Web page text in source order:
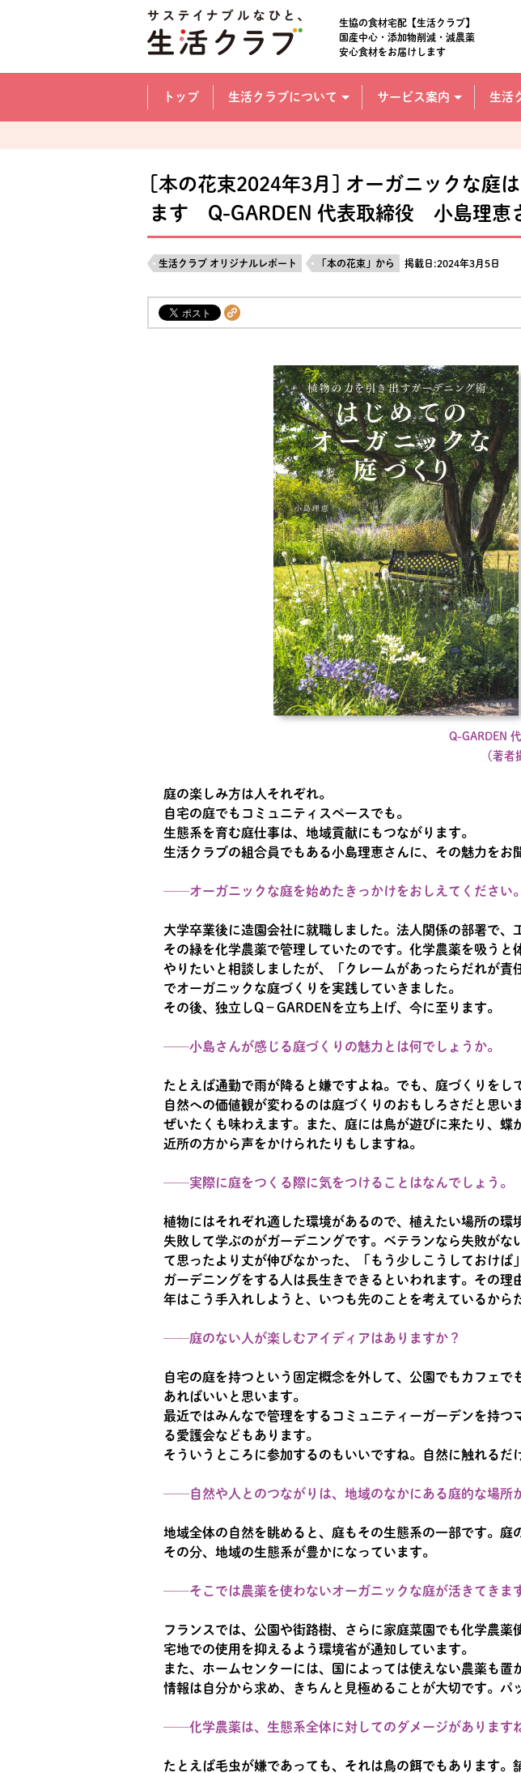
生協の食材宅配【生活クラブ】
国産中心・添加物削減・減農薬
安心食材をお届けします
ここからサイト内共通メニューです。
サイト内共通メニューをスキップする
トップ 生活クラブについて サービス案内 生活
[本の花束2024年3月] オーガニックな庭
ます Q-GARDEN 代表取締役 小島理恵
生活クラブ オリジナルレポート 「本の花束」から 掲載日:2024年3月5日
Q-GARDEN
（著者
庭の楽しみ方は人それぞれ。
自宅の庭でもコミュニティスペースでも。
生態系を育む庭仕事は、地域貢献にもつながります。
生活クラブの組合員でもある小島理恵さんに、その魅力をお
──オーガニックな庭を始めたきっかけをおしえてください。
大学卒業後に造園会社に就職しました。法人関係の部署で、
その緑を化学農薬で管理していたのです。化学農薬を吸う
やりたいと相談しましたが、「クレームがあったらだれが
でオーガニックな庭づくりを実践していきました。
その後、独立しQ−GARDENを立ち上げ、今に至ります。
──小島さんが感じる庭づくりの魅力とは何でしょうか。
たとえば通勤で雨が降ると嫌ですよね。でも、庭づくりをし
自然への価値観が変わるのは庭づくりのおもしろさだと思
ぜいたくも味わえます。また、庭には鳥が遊びに来たり、
近所の方から声をかけられたりもしますね。
──実際に庭をつくる際に気をつけることはなんでしょう。
植物にはそれぞれ適した環境があるので、植えたい場所の
失敗して学ぶのがガーデニングです。ベテランなら失敗が
て思ったより丈が伸びなかった、「もう少しこうしておけば
ガーデニングをする人は長生きできるといわれます。その
年はこう手入れしようと、いつも先のことを考えているから
──庭のない人が楽しむアイディアはありますか？
自宅の庭を持つという固定概念を外して、公園でもカフェ
あればいいと思います。
最近ではみんなで管理をするコミュニティーガーデンを持
る愛護会などもあります。
そういうところに参加するのもいいですね。自然に触れる
──自然や人とのつながりは、地域のなかにある庭的な場所
地域全体の自然を眺めると、庭もその生態系の一部です。庭
その分、地域の生態系が豊かになっています。
──そこでは農薬を使わないオーガニックな庭が活きてきま
フランスでは、公園や街路樹、さらに家庭菜園でも化学農
宅地での使用を抑えるよう環境省が通知しています。
また、ホームセンターには、国によっては使えない農薬も
情報は自分から求め、きちんと見極めることが大切です。パ
──化学農薬は、生態系全体に対してのダメージがあります
たとえば毛虫が嫌であっても、それは鳥の餌でもあります